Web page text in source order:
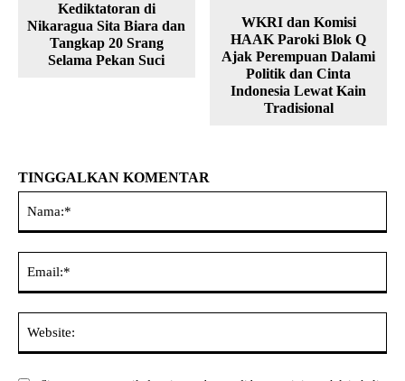
Kediktatoran di
Nikaragua Sita Biara dan
Tangkap 20 Srang
Selama Pekan Suci
WKRI dan Komisi
HAAK Paroki Blok Q
Ajak Perempuan Dalami
Politik dan Cinta
Indonesia Lewat Kain
Tradisional
TINGGALKAN KOMENTAR